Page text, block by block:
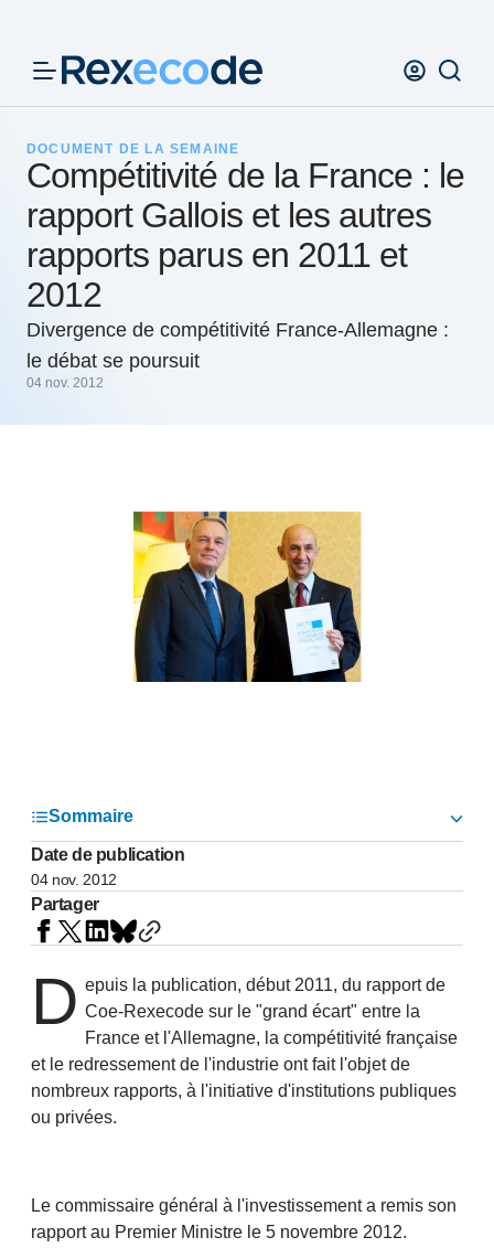
DOCUMENT DE LA SEMAINE
Compétitivité de la France : le
rapport Gallois et les autres
rapports parus en 2011 et
2012
Divergence de compétitivité France-Allemagne :
le débat se poursuit
04 nov. 2012
Sommaire
Date de publication
04 nov. 2012
Partager
D epuis la publication, début 2011, du rapport de
Coe-Rexecode sur le "grand écart" entre la
France et l'Allemagne, la compétitivité française
et le redressement de l'industrie ont fait l'objet de
nombreux rapports, à l'initiative d'institutions publiques
ou privées.
Le commissaire général à l'investissement a remis son
rapport au Premier Ministre le 5 novembre 2012.